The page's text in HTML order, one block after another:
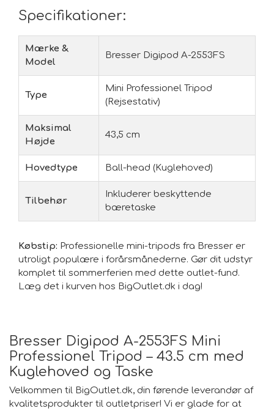
Specifikationer:
Mærke &
Model
Bresser Digipod A-2553FS
Type
Mini Professionel Tripod
(Rejsestativ)
Maksimal
Højde
43,5 cm
Hovedtype Ball-head (Kuglehoved)
Tilbehør
Inkluderer beskyttende
bæretaske
Købstip: Professionelle mini-tripods fra Bresser er
utroligt populære i forårsmånederne. Gør dit udstyr
komplet til sommerferien med dette outlet-fund.
Læg det i kurven hos BigOutlet.dk i dag!
Bresser Digipod A-2553FS Mini
Professionel Tripod – 43.5 cm med
Kuglehoved og Taske
Velkommen til BigOutlet.dk, din førende leverandør af
kvalitetsprodukter til outletpriser! Vi er glade for at